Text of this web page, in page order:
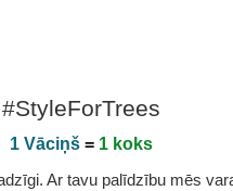
#StyleForTrees
1 Vāciņš = 1 koks
Ar tavu palīdzību mēs